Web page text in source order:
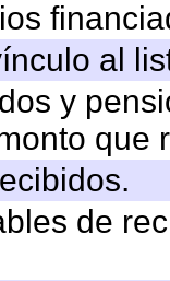
al
y
que
de